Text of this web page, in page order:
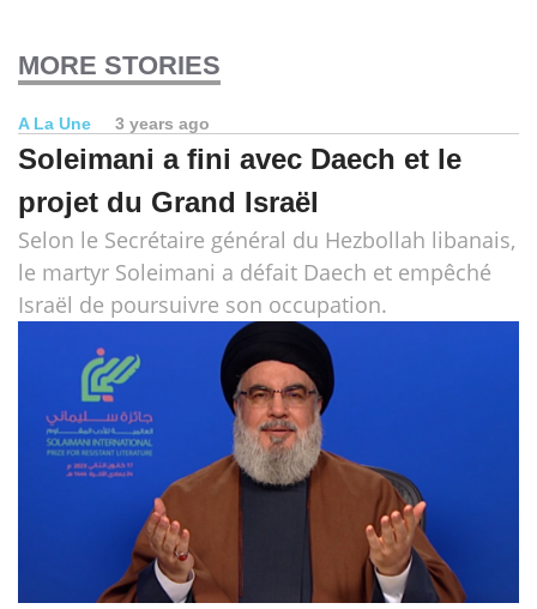
MORE STORIES
A La Une 3 years ago
Soleimani a fini avec Daech et le
projet du Grand Israël
Selon le Secrétaire général du Hezbollah libanais,
le martyr Soleimani a défait Daech et empêché
Israël de poursuivre son occupation.